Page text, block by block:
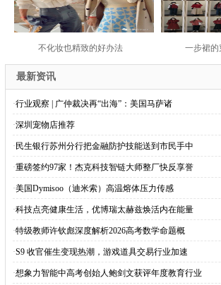
不化妆也精致的好办法 一步裙的
最新资讯
·行业观察 | 广仲裁决再“出海”：美国马萨诸
·深圳宠物店推荐
· 民生银行苏州分行把金融防护技能送到市民手中
·重磅签约97家！杰克科技智链大师整厂快反享誉
·美国Dymisoo（迪米索）高温熔体压力传感
·科技点亮健康生活，优博瑞太赫兹焕活内在能量
·特级教师许钦彪深度解析2026高考数学命题概
·S9 收官催生变现热潮，游戏道具交易行业加速
·想象力智能中高考创始人鲍剑文获评年度教育行业